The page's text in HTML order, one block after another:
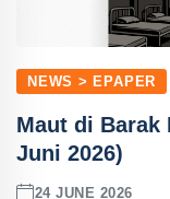
NEWS > EPAPER
Maut di Barak
Juni 2026)
24 JUNE 2026